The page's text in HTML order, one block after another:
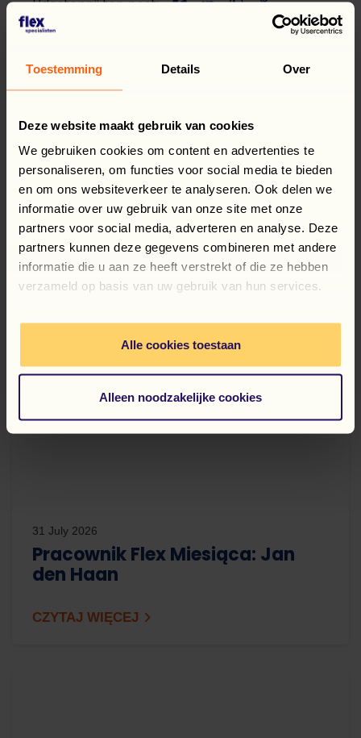
Toestemming Details Over
Deze website maakt gebruik van cookies
We gebruiken cookies om content en advertenties te
personaliseren, om functies voor social media te bieden
en om ons websiteverkeer te analyseren. Ook delen we
informatie over uw gebruik van onze site met onze
partners voor social media, adverteren en analyse. Deze
partners kunnen deze gegevens combineren met andere
informatie die u aan ze heeft verstrekt of die ze hebben
verzameld op basis van uw gebruik van hun services.
Alle cookies toestaan
Alleen noodzakelijke cookies
Udostępnij ten post:
POWRÓT DO PRZEGLĄDU
POWIĄZANEPOSTY
31 July 2026
Pracownik Flex Miesiąca: Jan
den Haan
CZYTAJ WIĘCEJ